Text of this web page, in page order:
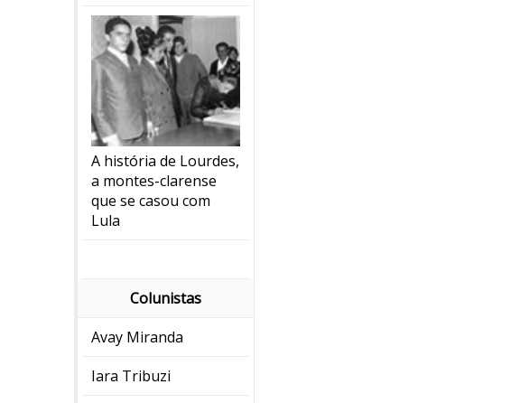
A história de Lourdes,
a montes-clarense
que se casou com
Lula
Colunistas
Avay Miranda
Iara Tribuzi